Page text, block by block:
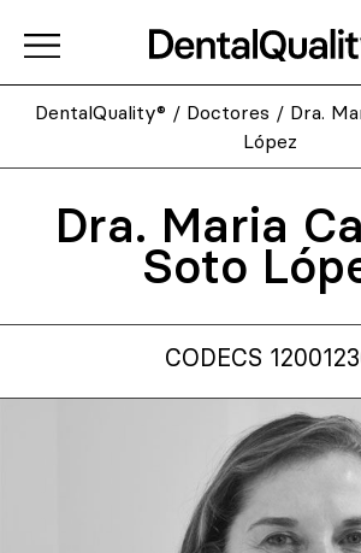
DentalQuality® / Doctores / Dra.
López
Dra. Maria
Soto
CODECS